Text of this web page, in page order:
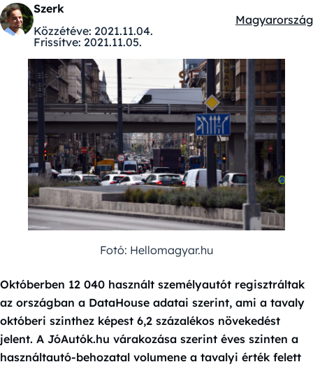
Szerk
Közzétéve: 2021.11.04.
Frissítve: 2021.11.05.
Kategóriák:
Magyarország
Fotó: Hellomagyar.hu
Októberben 12 040 használt személyautót regisztráltak
az országban a DataHouse adatai szerint, ami a tavaly
októberi szinthez képest 6,2 százalékos növekedést
jelent. A JóAutók.hu várakozása szerint éves szinten a
használtautó-behozatal volumene a tavalyi érték felett